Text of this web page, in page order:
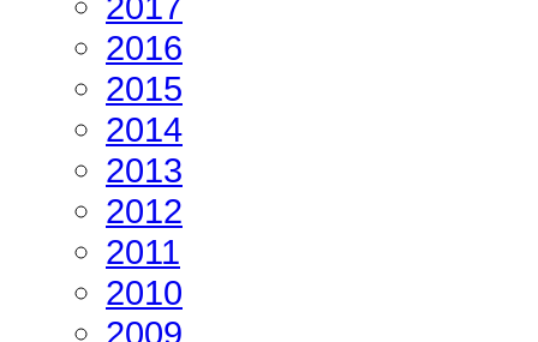
2016
2015
2014
2013
2012
2011
2010
2009